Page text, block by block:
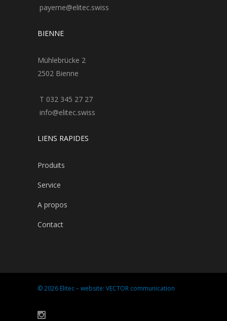
payerne@elitec.swiss
BIENNE
Mühlebrücke 2
2502 Bienne
T 032 345 27 27
info@elitec.swiss
LIENS RAPIDES
Produits
Service
A propos
Contact
© 2026 Elitec – website: VECTOR communication